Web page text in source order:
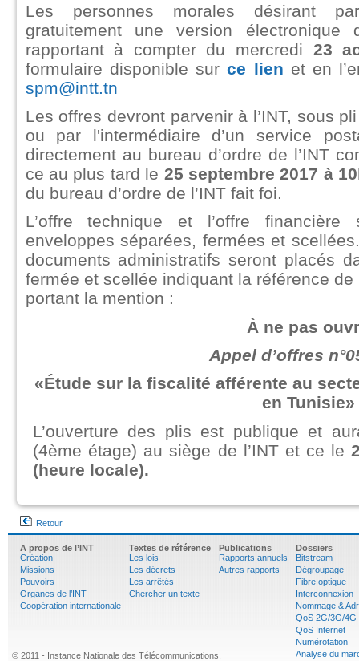
Les personnes morales désirant
gratuitement une version
rapportant à compter du mercredi 23
formulaire disponible surce lien et en
spm@intt.tn
Les offres devront parvenir à l’INT, sous
ou par l'intermédiaire d’un service
directement au bureau d’ordre de l’INT
ce au plus tard le 25 septembre 2017 à
du bureau d’ordre de l’INT fait foi.
L’offre technique et l’offre
enveloppes séparées, fermées et
documents administratifs seront placés
fermée et scellée indiquant la référence de
portant la mention :
À ne pas
Appel d’offres
«Étude sur la fiscalité afférente au
en Tunisie»
L’ouverture des plis est publique et
(4ème étage) au siège de l’INT et ce le
(heure locale).
Retour
A propos de l’INT
Création
Missions
Pouvoirs
Organes de l’INT
Coopération internationale
Textes de référence
Les lois
Les décrets
Les arrêtés
Chercher un texte
Publications
Rapports annuels
Autres rapports
Dossiers
Bitstream
Dégroupage
Fibre optique
Interconnexion
Nommage &
QoS 2G/3G/4G
QoS Internet
Numérotation
Analyse du
© 2011 - Instance Nationale des Télécommunications.